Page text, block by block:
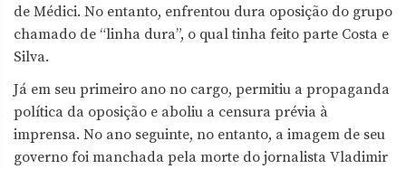
de Médici. No entanto, enfrentou dura oposição do grupo
chamado de “linha dura”, o qual tinha feito parte Costa e
Silva.
Já em seu primeiro ano no cargo, permitiu a propaganda
política da oposição e aboliu a censura prévia à
imprensa. No ano seguinte, no entanto, a imagem de seu
governo foi manchada pela morte do jornalista Vladimir